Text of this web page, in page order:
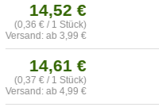
14,52 €
(0,36 € / 1 Stück)
Versand: ab 3,99 €
14,61 €
(0,37 € / 1 Stück)
Versand: ab 4,99 €